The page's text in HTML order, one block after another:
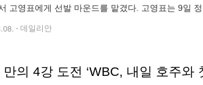
고영표에게 선발 마운드를 맡겼다. 고영표는 9일
데일리안
의 4강 도전 ‘WBC, 내일 호주와